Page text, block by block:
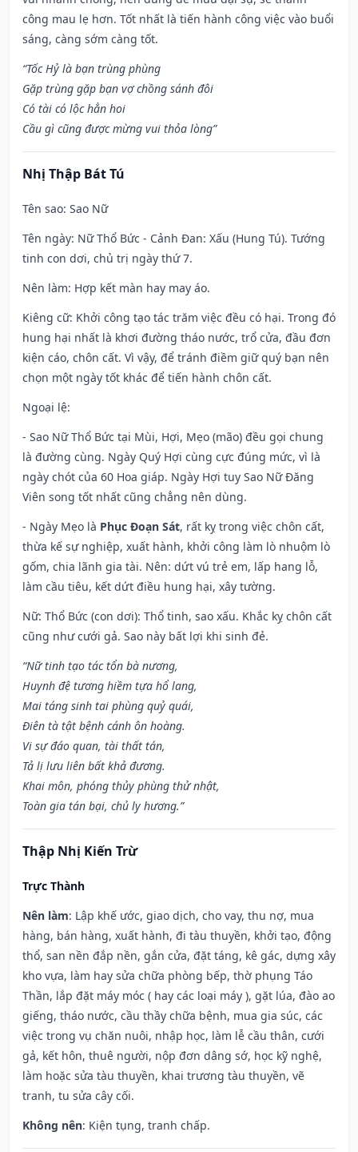
công mau lẹ hơn. Tốt nhất là tiến hành công việc vào buổi
sáng, càng sớm càng tốt.
“Tốc Hỷ là bạn trùng phùng
Gặp trùng gặp bạn vợ chồng sánh đôi
Có tài có lộc hẳn hoi
Cầu gì cũng được mừng vui thỏa lòng”
Nhị Thập Bát Tú
Tên sao: Sao Nữ
Tên ngày: Nữ Thổ Bức - Cảnh Đan: Xấu (Hung Tú). Tướng
tinh con dơi, chủ trị ngày thứ 7.
Nên làm: Hợp kết màn hay may áo.
Kiêng cữ: Khởi công tạo tác trăm việc đều có hại. Trong đó
hung hại nhất là khơi đường tháo nước, trổ cửa, đầu đơn
kiện cáo, chôn cất. Vì vậy, để tránh điềm giữ quý bạn nên
chọn một ngày tốt khác để tiến hành chôn cất.
Ngoại lệ:
- Sao Nữ Thổ Bức tại Mùi, Hợi, Mẹo (mão) đều gọi chung
là đường cùng. Ngày Quý Hợi cùng cực đúng mức, vì là
ngày chót của 60 Hoa giáp. Ngày Hợi tuy Sao Nữ Đăng
Viên song tốt nhất cũng chẳng nên dùng.
- Ngày Mẹo là Phục Đoạn Sát, rất kỵ trong việc chôn cất,
thừa kế sự nghiệp, xuất hành, khởi công làm lò nhuộm lò
gốm, chia lãnh gia tài. Nên: dứt vú trẻ em, lấp hang lỗ,
làm cầu tiêu, kết dứt điều hung hại, xây tường.
Nữ: Thổ Bức (con dơi): Thổ tinh, sao xấu. Khắc kỵ chôn cất
cũng như cưới gả. Sao này bất lợi khi sinh đẻ.
“Nữ tinh tạo tác tổn bà nương,
Huynh đệ tương hiềm tựa hổ lang,
Mai táng sinh tai phùng quỷ quái,
Điên tà tật bệnh cánh ôn hoàng.
Vi sự đáo quan, tài thất tán,
Tả lị lưu liên bất khả đương.
Khai môn, phóng thủy phùng thử nhật,
Toàn gia tán bại, chủ ly hương.”
Thập Nhị Kiến Trừ
Trực Thành
Nên làm: Lập khế ước, giao dịch, cho vay, thu nợ, mua
hàng, bán hàng, xuất hành, đi tàu thuyền, khởi tạo, động
thổ, san nền đắp nền, gắn cửa, đặt táng, kê gác, dựng xây
kho vựa, làm hay sửa chữa phòng bếp, thờ phụng Táo
Thần, lắp đặt máy móc ( hay các loại máy ), gặt lúa, đào ao
giếng, tháo nước, cầu thầy chữa bệnh, mua gia súc, các
việc trong vụ chăn nuôi, nhập học, làm lễ cầu thân, cưới
gả, kết hôn, thuê người, nộp đơn dâng sớ, học kỹ nghệ,
làm hoặc sửa tàu thuyền, khai trương tàu thuyền, vẽ
tranh, tu sửa cây cối.
Không nên: Kiện tụng, tranh chấp.